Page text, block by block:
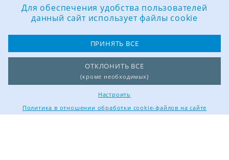
поддержка сайта:
Группа компаний
«ЦВР «ОКТЯБРЬСКИЙ»
Для обеспечения удобства пользователей
данный сайт использует файлы cookie
ПРИНЯТЬ ВСЕ
ОТКЛОНИТЬ ВСЕ
(кроме необходимых)
Настроить
Политика в отношении обработки cookie-файлов на сайте